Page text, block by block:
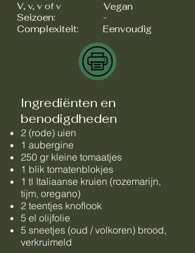
V, v, v of v
Seizoen:
Vegan
-
Complexiteit:
Eenvoudig
Ingrediënten en
benodigdheden
2 (rode) uien
1 aubergine
250 gr kleine tomaatjes
1 blik tomatenblokjes
1 tl Italiaanse kruien (rozemarijn,
tijm, oregano)
2 teentjes knoflook
5 el olijfolie
5 sneetjes (oud / volkoren) brood,
verkruimeld